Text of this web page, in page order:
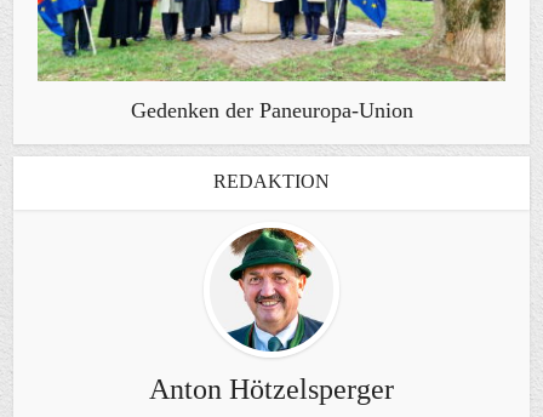
Gedenken der Paneuropa-Union
REDAKTION
Anton Hötzelsperger